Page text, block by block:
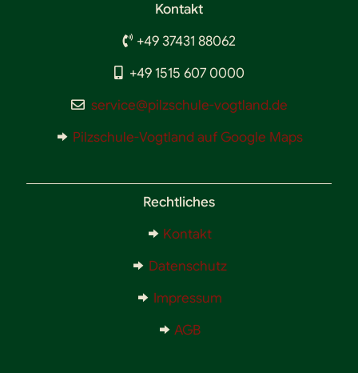
Kontakt
+49 37431 88062
+49 1515 607 0000
service@pilzschule-vogtland.de
Pilzschule-Vogtland auf Google Maps
Rechtliches
Kontakt
Datenschutz
Impressum
AGB